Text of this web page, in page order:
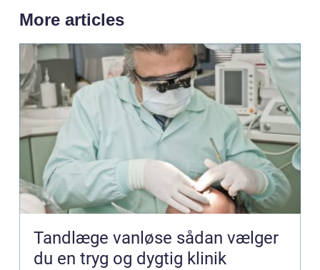
More articles
Tandlæge vanløse sådan vælger
du en tryg og dygtig klinik